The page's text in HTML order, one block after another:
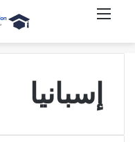
إسبانيا